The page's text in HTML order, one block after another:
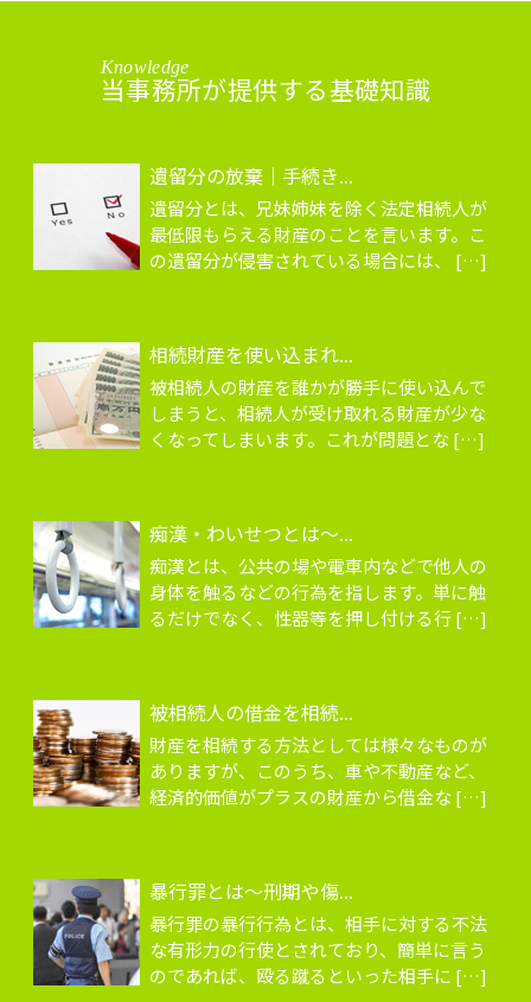
Knowledge
当事務所が提供する基礎知識
遺留分の放棄｜手続き...
遺留分とは、兄妹姉妹を除く法定相続人が
最低限もらえる財産のことを言います。こ
の遺留分が侵害されている場合には、 […]
相続財産を使い込まれ...
被相続人の財産を誰かが勝手に使い込んで
しまうと、相続人が受け取れる財産が少な
くなってしまいます。これが問題とな […]
痴漢・わいせつとは～...
痴漢とは、公共の場や電車内などで他人の
身体を触るなどの行為を指します。単に触
るだけでなく、性器等を押し付ける行 […]
被相続人の借金を相続...
財産を相続する方法としては様々なものが
ありますが、このうち、車や不動産など、
経済的価値がプラスの財産から借金な […]
暴行罪とは～刑期や傷...
暴行罪の暴行行為とは、相手に対する不法
な有形力の行使とされており、簡単に言う
のであれば、殴る蹴るといった相手に […]